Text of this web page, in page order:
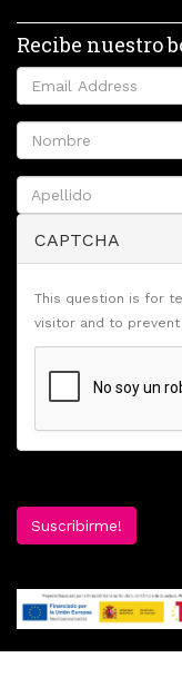
Recibe nuestro
CAPTCHA
This question is for
visitor and to
Suscribirme!